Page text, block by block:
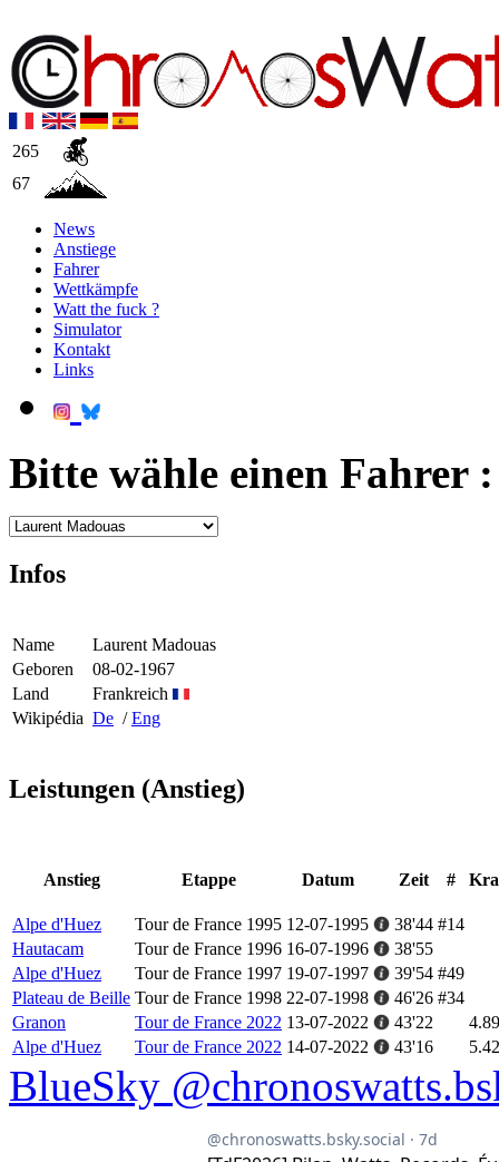
265
67
News
Anstiege
Fahrer
Wettkämpfe
Watt the fuck ?
Simulator
Kontakt
Links
Bitte wähle einen Fahrer :
Infos
Name
Laurent Madouas
Geboren
08-02-1967
Land
Frankreich
Wikipédia De /Eng
Leistungen (Anstieg)
Anstieg Etappe Datum Zeit #
Alpe d'Huez Tour de France 1995 12-07-1995 38'44 #14
Hautacam
Tour de France 1996 16-07-1996
38'55
Alpe d'Huez
Tour de France 1997 19-07-1997 39'54 #49
Plateau de Beille Tour de France 1998 22-07-1998 46'26 #34
Granon
Tour de France 2022 13-07-2022 43'22
4.89
Alpe d'Huez
Tour de France 2022 14-07-2022 43'16 5.42
BlueSky